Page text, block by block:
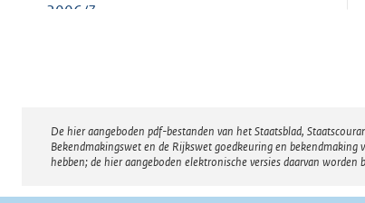
2006/3
Uitvoeringsregeling Spaarloon 2005
Toon op Lokale wet- en regelgeving
Disclaimer
De hier aangeboden pdf-bestanden van het Staatsblad,
Bekendmakingswet en de Rijkswet goedkeuring en
hebben; de hier aangeboden elektronische versies daarvan worden